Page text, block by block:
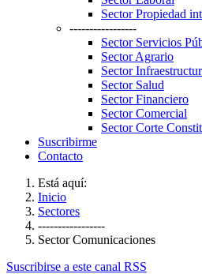
Sector Propiedad
-----------------
Sector Servicios
Sector Agrario
Sector
Sector Salud
Sector Financiero
Sector Comercial
Sector Corte
Suscribirme
Contacto
Está aquí:
Inicio
Sectores
-----------------
Sector Comunicaciones
Suscribirse a este canal RSS